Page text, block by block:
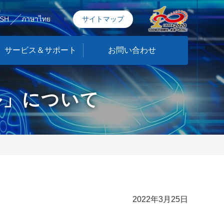
ภาษาไทย サイトマップ
サービス＆サポート お問い合わせ
について
2022年3月25日